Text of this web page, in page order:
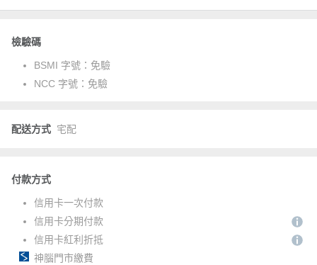
檢驗碼
BSMI 字號： 免驗
NCC 字號： 免驗
配送方式 宅配
付款方式
信用卡一次付款
信用卡分期付款
信用卡紅利折抵
神腦門市繳費